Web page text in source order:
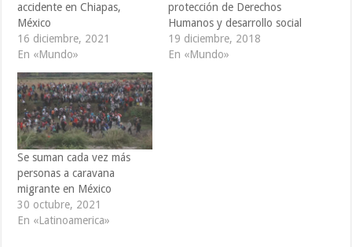
accidente en Chiapas,
México
16 diciembre, 2021
En «Mundo»
protección de Derechos
Humanos y desarrollo social
19 diciembre, 2018
En «Mundo»
Se suman cada vez más
personas a caravana
migrante en México
30 octubre, 2021
En «Latinoamerica»